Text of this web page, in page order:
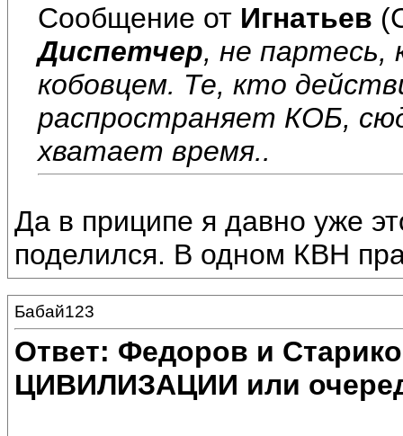
Сообщение от Игнатьев
Диспетчер, не партесь,
кобовцем. Те, кто
распространяет КОБ,
хватает время..
Да в приципе я давно уже
поделился. В одном КВН
Бабай123
Ответ: Федоров и
ЦИВИЛИЗАЦИИ или